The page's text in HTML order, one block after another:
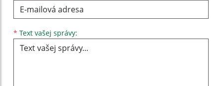
* Text vašej správy: